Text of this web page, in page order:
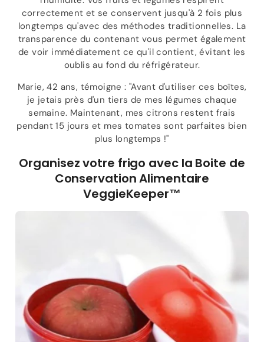
correctement et se conservent jusqu'à 2 fois plus
longtemps qu'avec des méthodes traditionnelles. La
transparence du contenant vous permet également
de voir immédiatement ce qu'il contient, évitant les
oublis au fond du réfrigérateur.
Marie, 42 ans, témoigne : "Avant d'utiliser ces boîtes,
je jetais près d'un tiers de mes légumes chaque
semaine. Maintenant, mes citrons restent frais
pendant 15 jours et mes tomates sont parfaites bien
plus longtemps !"
Organisez votre frigo avec la Boite de
Conservation Alimentaire
VeggieKeeper™